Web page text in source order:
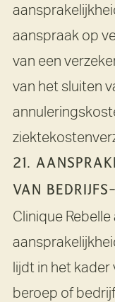
aanspraak op
van een
van het sluiten
21.
VAN
Clinique
lijdt in het kader
beroep of